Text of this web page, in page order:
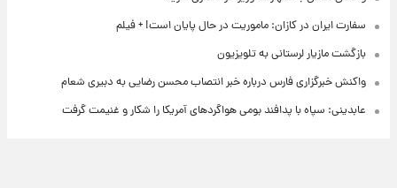
سفارت ایران در کازان: ماموریت در حال پایان است! + فیلم
بازگشت مازیار لرستانی به تلویزیون
واکنش خبرگزاری فارس درباره خبر انتصاب محسن رضایی به دبیری شعام
عابدینی: سپاه با پدافند بومی هواگردهای آمریکا را شکار و غنیمت گرفت